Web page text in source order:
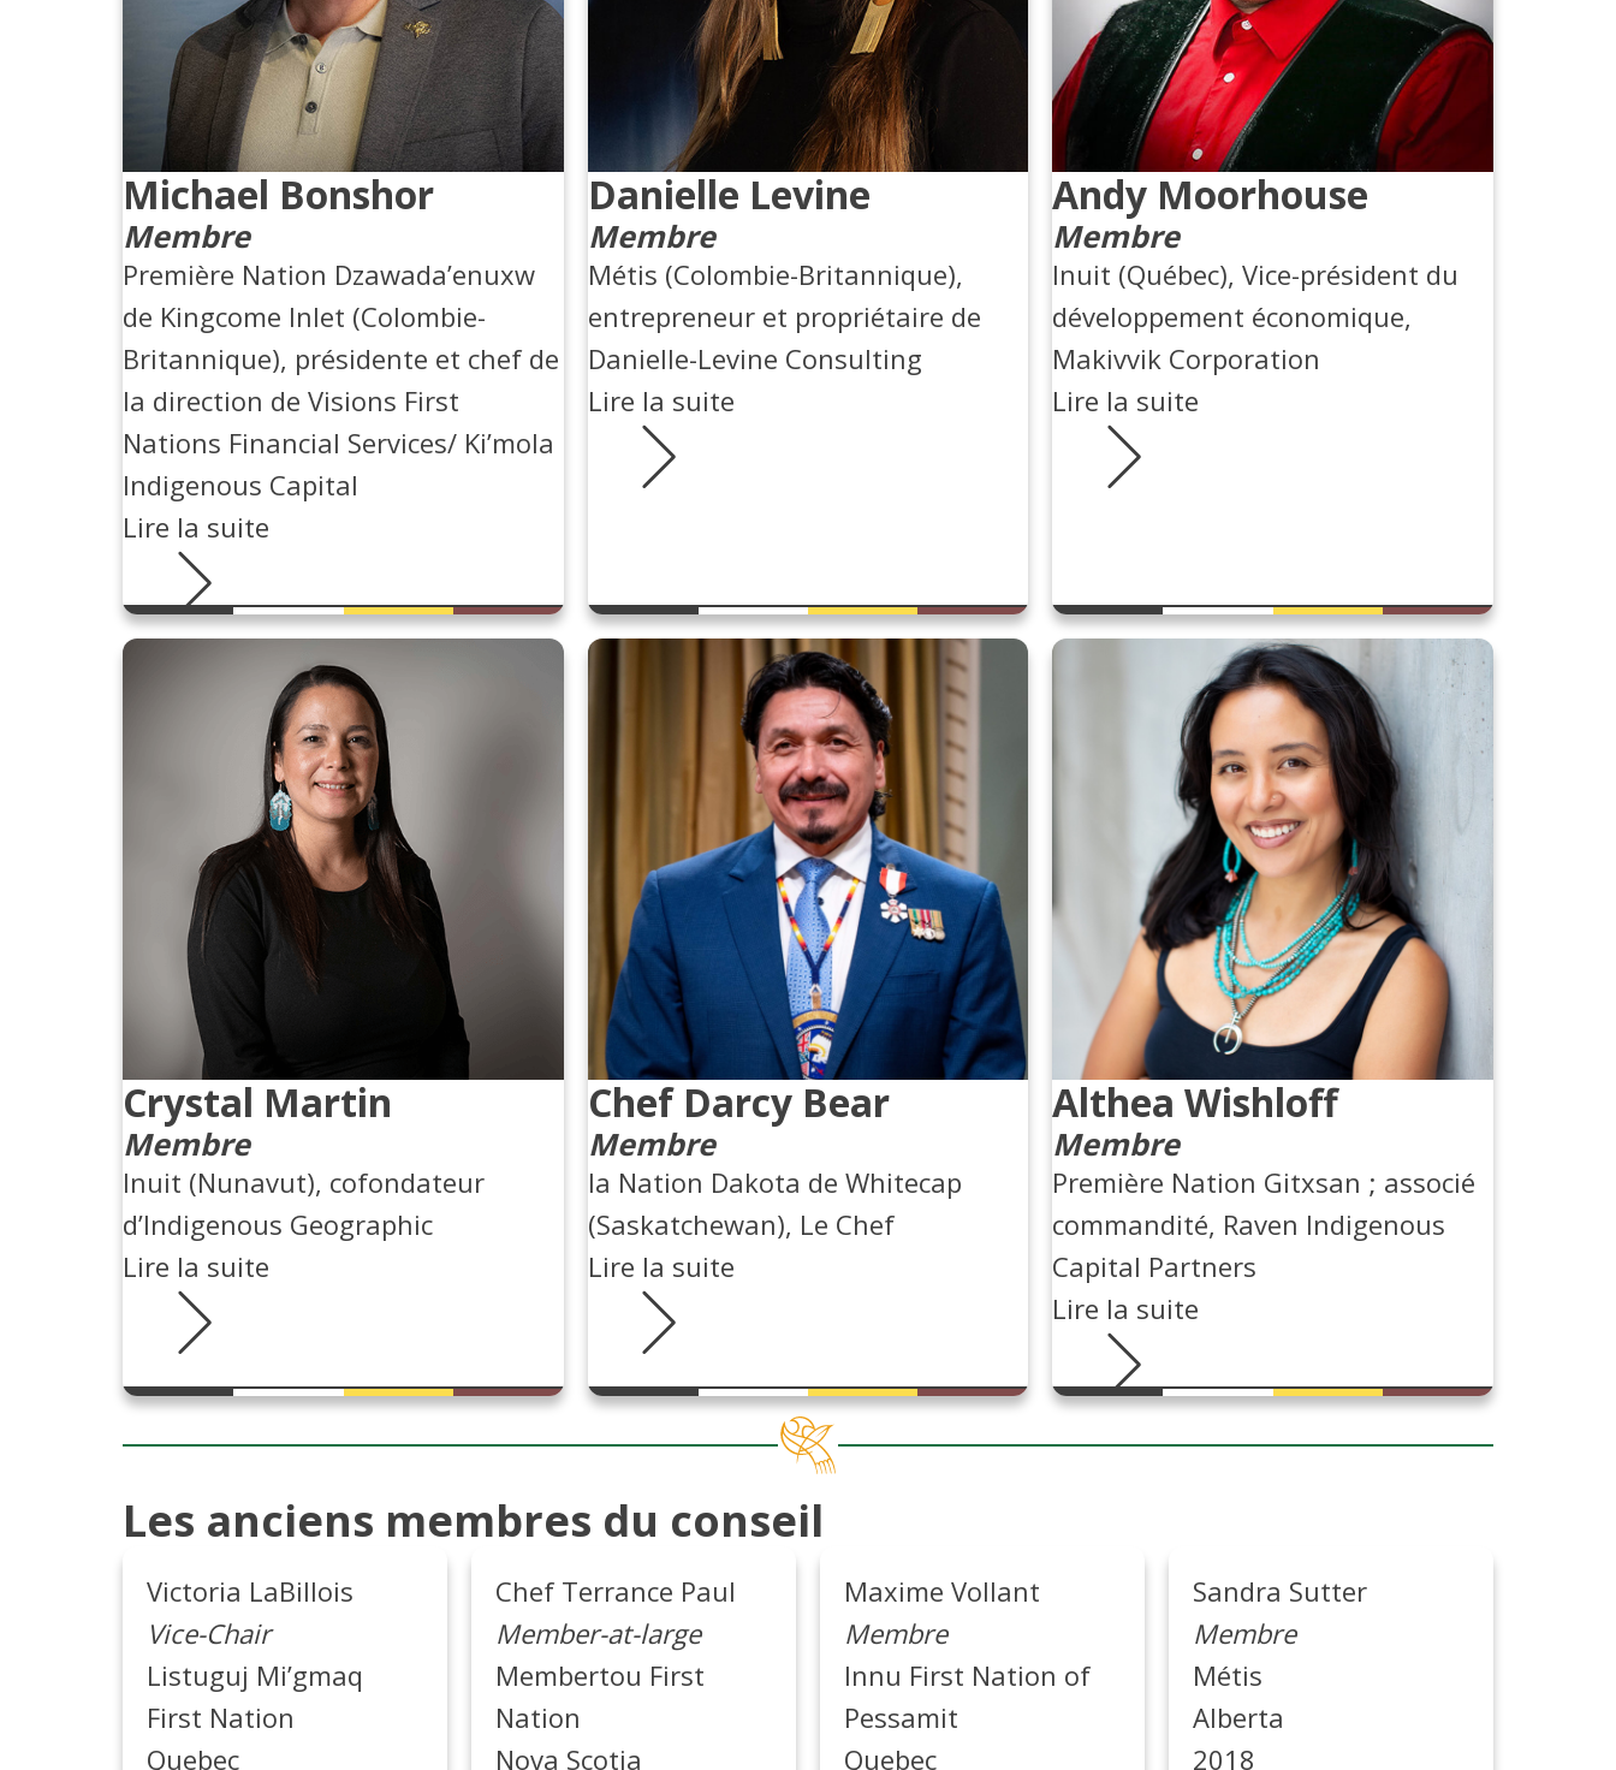
Michael Bonshor
Membre
Première Nation Dzawada’enuxw
de Kingcome Inlet (Colombie-
Britannique), présidente et chef de
la direction de Visions First
Nations Financial Services/ Ki’mola
Indigenous Capital
Lire la suite
Danielle Levine
Membre
Métis (Colombie-Britannique),
entrepreneur et propriétaire de
Danielle-Levine Consulting
Lire la suite
Andy Moorhouse
Membre
Inuit (Québec), Vice-président du
développement économique,
Makivvik Corporation
Lire la suite
Crystal Martin
Membre
Inuit (Nunavut), cofondateur
d’Indigenous Geographic
Lire la suite
Chef Darcy Bear
Membre
la Nation Dakota de Whitecap
(Saskatchewan), Le Chef
Lire la suite
Althea Wishloff
Membre
Première Nation Gitxsan ; associé
commandité, Raven Indigenous
Capital Partners
Lire la suite
Les anciens membres du conseil
Victoria LaBillois
Vice-Chair
Listuguj Mi’gmaq
First Nation
Quebec
Chef Terrance Paul
Member-at-large
Membertou First
Nation
Nova Scotia
Maxime Vollant
Membre
Innu First Nation of
Pessamit
Quebec
Sandra Sutter
Membre
Métis
Alberta
2018